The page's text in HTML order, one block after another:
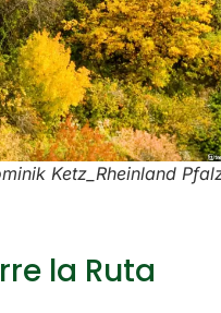
Ketz_Rheinland
la Ruta